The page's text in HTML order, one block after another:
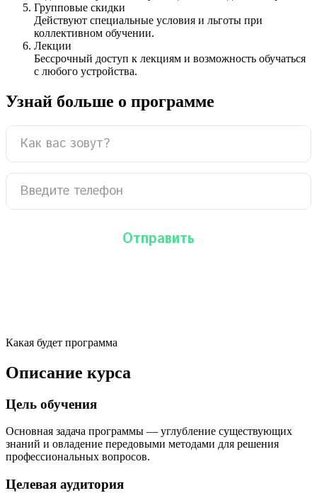
Групповые скидки
Действуют специальные условия и льготы при
коллективном обучении.
Лекции
Бессрочный доступ к лекциям и возможность обучаться
с любого устройства.
Узнай больше о программе
Какая будет программа
Описание курса
Цель обучения
Основная задача программы — углубление существующих
знаний и овладение передовыми методами для решения
профессиональных вопросов.
Целевая аудитория